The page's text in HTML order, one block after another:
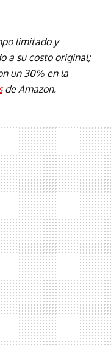
limitado y
a su costo original;
un 30% en la
de Amazon.